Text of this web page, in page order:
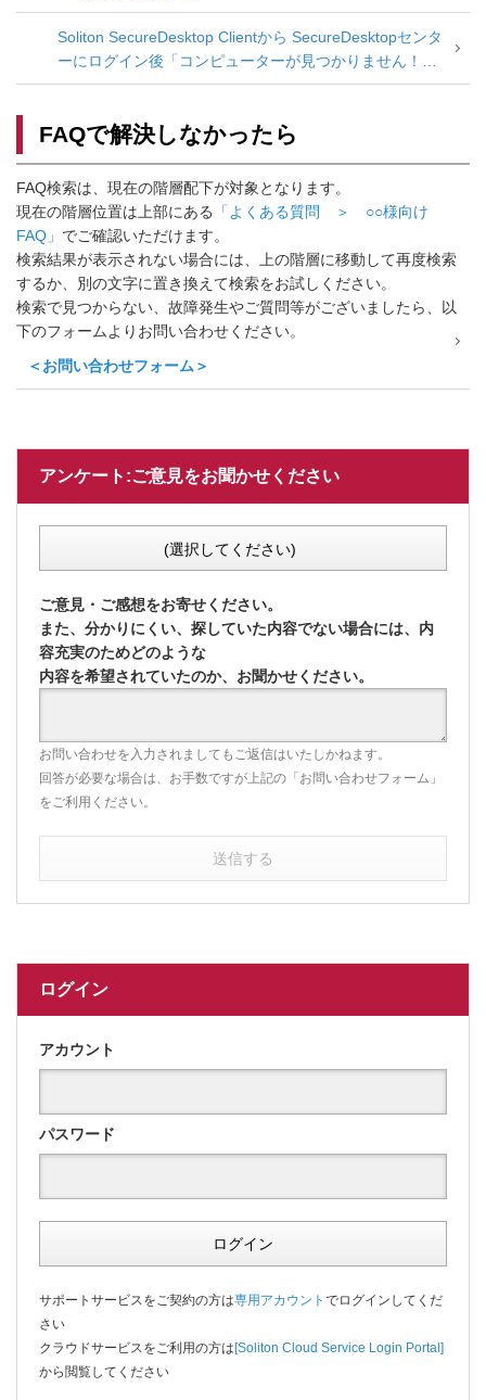
Soliton SecureDesktop Clientから SecureDesktopセンタ
ーにログイン後「コンピューターが見つかりません！」
メッセージとなる
FAQで解決しなかったら
FAQ検索は、現在の階層配下が対象となります。
現在の階層位置は上部にある
「よくある質問 ＞ ○○様向け
FAQ」 でご確認いただけます。
検索結果が表示されない場合には、上の階層に移動して再度検索
するか、別の文字に置き換えて検索をお試しください。
検索で見つからない、故障発生やご質問等がございましたら、以
下のフォームよりお問い合わせください。
＜お問い合わせフォーム＞
アンケート:ご意見をお聞かせください
(選択してください)
ご意見・ご感想をお寄せください。
また、分かりにくい、探していた内容でない場合には、内
容充実のためどのような
内容を希望されていたのか、お聞かせください。
お問い合わせを入力されましてもご返信はいたしかねます。
回答が必要な場合は、お手数ですが上記の「お問い合わせフォーム」
をご利用ください。
送信する
ログイン
アカウント
パスワード
ログイン
サポートサービスをご契約の方は専用アカウント でログインしてくだ
さい
クラウドサービスをご利用の方は[Soliton Cloud Service Login Portal]
から閲覧してください